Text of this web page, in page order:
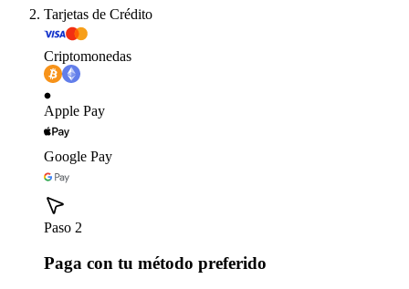
Tarjetas de Crédito
Criptomonedas
Apple Pay
Google Pay
Paso 2
Paga con tu método preferido